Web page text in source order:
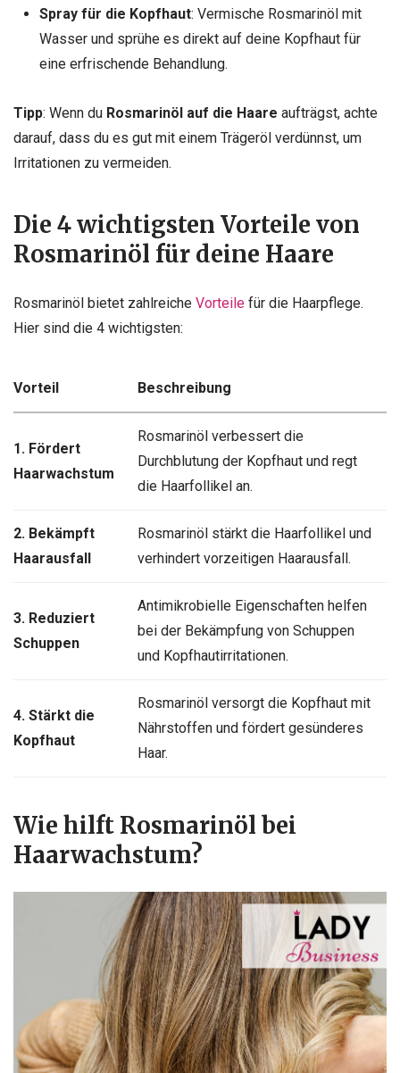
Spray für die Kopfhaut: Vermische Rosmarinöl mit
Wasser und sprühe es direkt auf deine Kopfhaut für
eine erfrischende Behandlung.
Tipp: Wenn du Rosmarinöl auf die Haare aufträgst, achte
darauf, dass du es gut mit einem Trägeröl verdünnst, um
Irritationen zu vermeiden.
Die 4 wichtigsten Vorteile von
Rosmarinöl für deine Haare
Rosmarinöl bietet zahlreiche Vorteile für die Haarpflege.
Hier sind die 4 wichtigsten:
Vorteil Beschreibung
1. Fördert
Haarwachstum
Rosmarinöl verbessert die
Durchblutung der Kopfhaut und regt
die Haarfollikel an.
2. Bekämpft
Haarausfall
Rosmarinöl stärkt die Haarfollikel und
verhindert vorzeitigen Haarausfall.
3. Reduziert
Schuppen
Antimikrobielle Eigenschaften helfen
bei der Bekämpfung von Schuppen
und Kopfhautirritationen.
4. Stärkt die
Kopfhaut
Rosmarinöl versorgt die Kopfhaut mit
Nährstoffen und fördert gesünderes
Haar.
Wie hilft Rosmarinöl bei
Haarwachstum?